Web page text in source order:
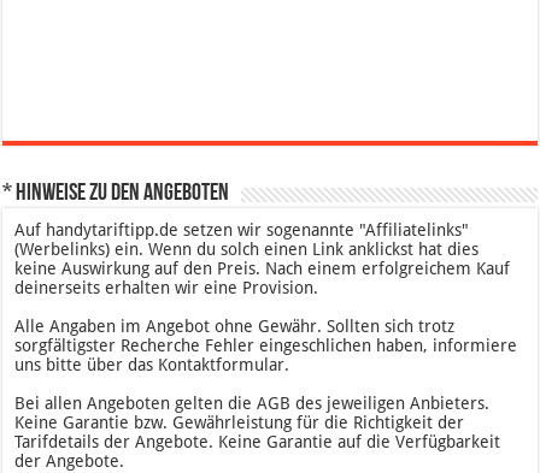
* Hinweise zu den Angeboten
Auf handytariftipp.de setzen wir sogenannte "Affiliatelinks"
(Werbelinks) ein. Wenn du solch einen Link anklickst hat dies
keine Auswirkung auf den Preis. Nach einem erfolgreichem Kauf
deinerseits erhalten wir eine Provision.
Alle Angaben im Angebot ohne Gewähr. Sollten sich trotz
sorgfältigster Recherche Fehler eingeschlichen haben, informiere
uns bitte über das Kontaktformular.
Bei allen Angeboten gelten die AGB des jeweiligen Anbieters.
Keine Garantie bzw. Gewährleistung für die Richtigkeit der
Tarifdetails der Angebote. Keine Garantie auf die Verfügbarkeit
der Angebote.